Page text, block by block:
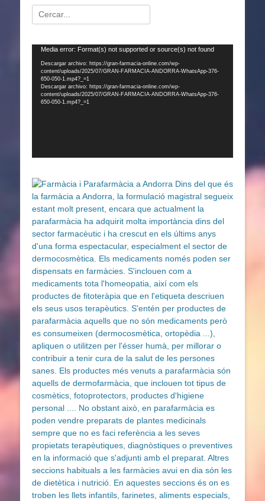
Buscar:
Reproductor
vídeo
Media error: Format(s) not supported or source(s) not found
Descargar archivo: https://gran-farmacia-online.com/wp-
content/uploads/2025/07/GRAN-FARMACIA-ANDORRA-WhatsApp-376-
650-050-1.mp4?_=1
Descargar archivo: https://gran-farmacia-online.com/wp-
content/uploads/2025/07/GRAN-FARMACIA-ANDORRA-WhatsApp-376-
650-050-1.mp4?_=1